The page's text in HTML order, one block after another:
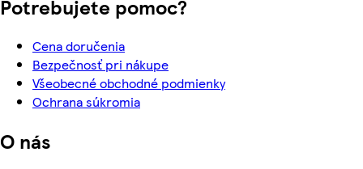
Potrebujete pomoc?
Cena doručenia
Bezpečnosť pri nákupe
Všeobecné obchodné podmienky
Ochrana súkromia
O nás